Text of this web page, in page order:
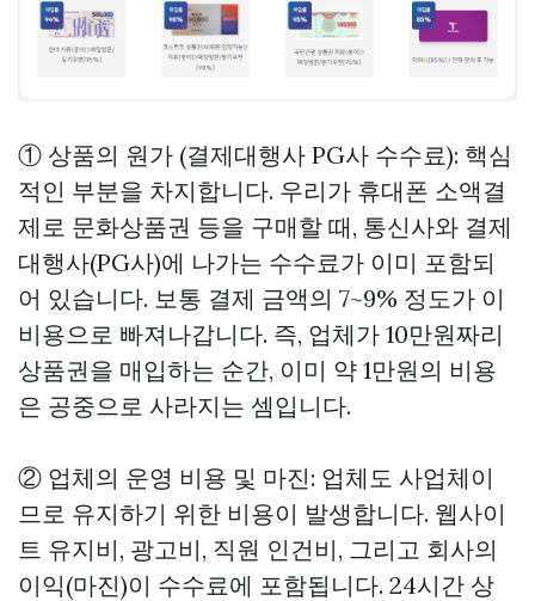
① 상품의 원가 (결제대행사 PG사 수수료): 핵심
적인 부분을 차지합니다. 우리가 휴대폰 소액결
제로 문화상품권 등을 구매할 때, 통신사와 결제
대행사(PG사)에 나가는 수수료가 이미 포함되
어 있습니다. 보통 결제 금액의 7~9% 정도가 이
비용으로 빠져나갑니다. 즉, 업체가 10만원짜리
상품권을 매입하는 순간, 이미 약 1만원의 비용
은 공중으로 사라지는 셈입니다.
② 업체의 운영 비용 및 마진: 업체도 사업체이
므로 유지하기 위한 비용이 발생합니다. 웹사이
트 유지비, 광고비, 직원 인건비, 그리고 회사의
이익(마진)이 수수료에 포함됩니다. 24시간 상